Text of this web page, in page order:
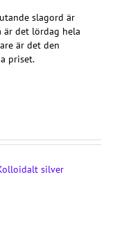
slagord är
är det lördag hela
är det den
priset.